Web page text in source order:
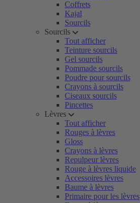
Coffrets
Kajal
Sourcils
Sourcils
Tout afficher
Teinture sourcils
Gel sourcils
Pommade sourcils
Poudre pour sourcils
Crayons à sourcils
Ciseaux sourcils
Pincettes
Lèvres
Tout afficher
Rouges à lèvres
Gloss
Crayons à lèvres
Repulpeur lèvres
Rouge à lèvres liquide
Accessoires lèvres
Baume à lèvres
Primaire pour les lèvres